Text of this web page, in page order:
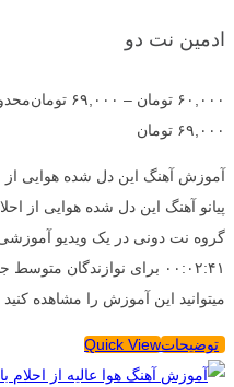
ادمین نت دو
۶۰,۰۰۰ تومان – ۶۹,۰۰۰ تومان
۶۹,۰۰۰ تومان
آموزش آهنگ این دل شده هوایی از
پیانو آهنگ این دل شده هوایی از
۰۰:۰۲:۴۱ برای نوازندگان
میتوانید این آموزش را مشاهده کنید
توضیحاتQuick View